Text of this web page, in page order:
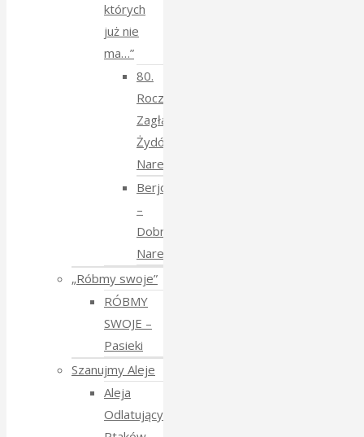
których
już nie
ma…”
80.
Rocznica
Zagłady
Żydów
Narewkowskich
Berjozkele
–
Dobranoc
Narewko
„Róbmy swoje”
RÓBMY
SWOJE –
Pasieki
Szanujmy Aleje
Aleja
Odlatujących